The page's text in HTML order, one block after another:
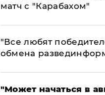
матч с "Карабахом"
​"Все любят
обмена
"Может начаться в